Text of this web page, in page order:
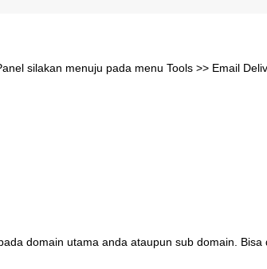
silakan menuju pada menu Tools >> Email
domain utama anda ataupun sub domain. Bisa